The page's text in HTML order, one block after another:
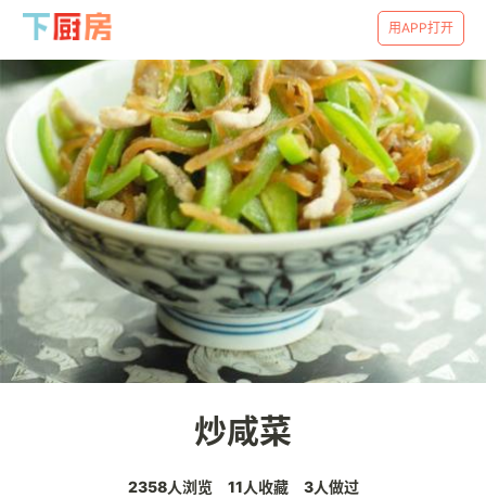
用APP打开
炒咸菜
2358人浏览 11人收藏 3人做过